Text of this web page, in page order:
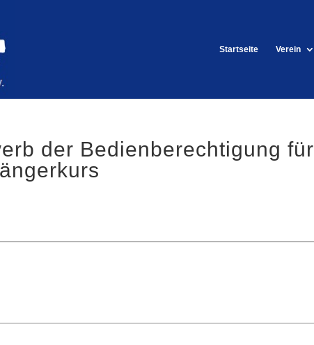
Startseite Verein
der Bedienberechtigung für